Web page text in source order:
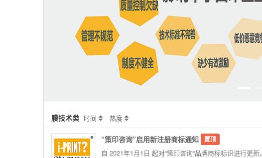
膜技术类 时间 热度
“策印咨询”启用新注册商标通知 置顶
自 2021年1月1日 起对“策印咨询“品牌商标标识进行更新。